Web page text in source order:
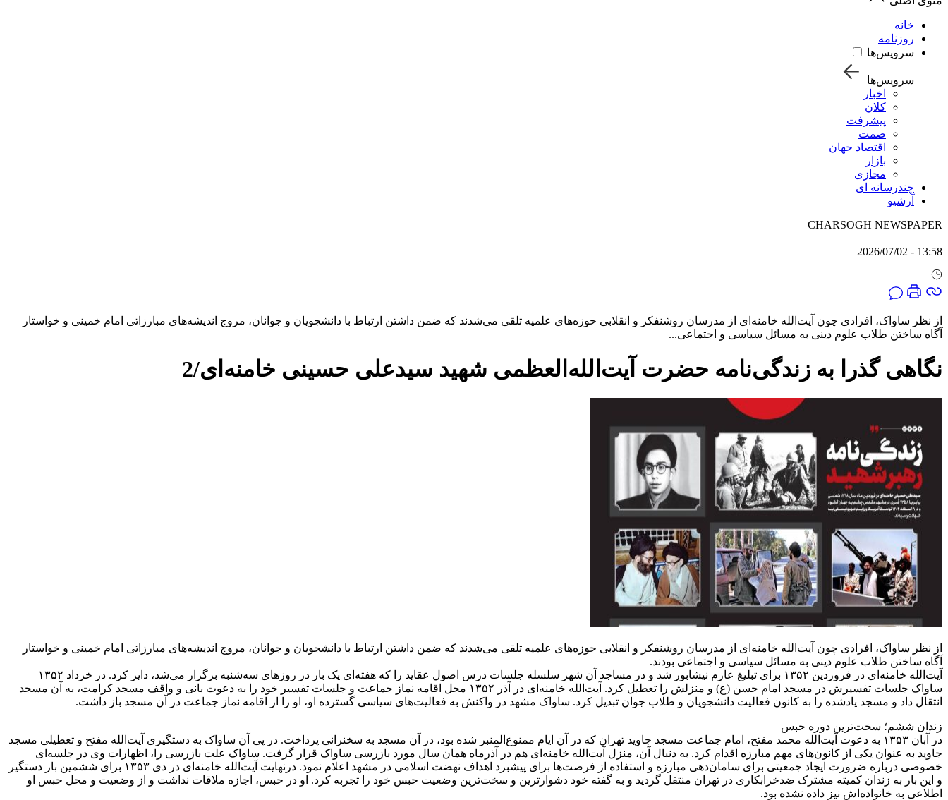
خانه
روزنامه
سرویس‌ها
سرویس‌ها
اخبار
کلان
پیشرفت
صمت
اقتصاد جهان
بازار
مجازی
چندرسانه ای
آرشیو
CHARSOGH NEWSPAPER
13:58 - 2026/07/02
از نظر ساواک، افرادی چون آیت‌الله خامنه‌ای از مدرسان روشنفکر و انقلابی حوزه‌های علمیه تلقی می‌شدند که ضمن داشتن ارتباط با دانشجویان و جوانان، مروج اندیشه‌های مبارزاتی امام خمینی و خواستار
آگاه ساختن طلاب علوم دینی به مسائل سیاسی و اجتماعی...
نگاهی گذرا به زندگی‌نامه حضرت آیت‌الله‌العظمی شهید سیدعلی حسینی خامنه‌ای/2
از نظر ساواک، افرادی چون آیت‌الله خامنه‌ای از مدرسان روشنفکر و انقلابی حوزه‌های علمیه تلقی می‌شدند که ضمن داشتن ارتباط با دانشجویان و جوانان، مروج اندیشه‌های مبارزاتی امام خمینی و خواستار
آگاه ساختن طلاب علوم دینی به مسائل سیاسی و اجتماعی بودند.
آیت‌الله خامنه‌ای در فروردین ۱۳۵۲ برای تبلیغ عازم نیشابور شد و در مساجد آن شهر سلسله جلسات درس اصول عقاید را که هفته‌ای یک بار در روزهای سه‌شنبه برگزار می‌شد، دایر کرد. در خرداد ۱۳۵۲
ساواک جلسات تفسیرش در مسجد امام حسن (ع) و منزلش را تعطیل کرد. آیت‌الله خامنه‌ای در آذر ۱۳۵۲ محل اقامه نماز جماعت و جلسات تفسیر خود را به دعوت بانی و واقف مسجد کرامت، به آن مسجد
انتقال داد و مسجد یادشده را به کانون فعالیت دانشجویان و طلاب جوان تبدیل کرد. ساواک مشهد در واکنش به فعالیت‌های سیاسی گسترده او، او را از اقامه نماز جماعت در آن مسجد باز داشت.
زندان ششم؛ سخت‌ترین دوره حبس
در آبان ۱۳۵۳ به دعوت آیت‌الله محمد مفتح، امام جماعت مسجد جاوید تهران که در آن ایام ممنوع‌المنبر شده بود، در آن مسجد به سخنرانی پرداخت. در پی آن ساواک به دستگیری آیت‌الله مفتح و تعطیلی مسجد
جاوید به عنوان یکی از کانون‌های مهم مبارزه اقدام کرد. به دنبال آن، منزل آیت‌الله خامنه‌ای هم در آذرماه همان سال مورد بازرسی ساواک قرار گرفت. ساواک علت بازرسی را، اظهارات وی در جلسه‌ای
خصوصی درباره ضرورت ایجاد جمعیتی برای سامان‌دهی مبارزه و استفاده از فرصت‌ها برای پیشبرد اهداف نهضت اسلامی در مشهد اعلام نمود. درنهایت آیت‌الله خامنه‌ای در دی ۱۳۵۳ برای ششمین بار دستگیر
و این بار به زندان کمیته مشترک ضدخرابکاری در تهران منتقل گردید و به گفته خود دشوارترین و سخت‌ترین وضعیت حبس خود را تجربه کرد. او در حبس، اجازه ملاقات نداشت و از وضعیت و محل حبس او
اطلاعی به خانواده‌اش نیز داده نشده بود.